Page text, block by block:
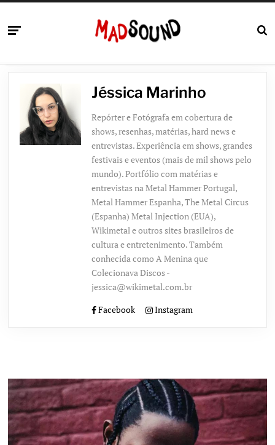
Jéssica Marinho
Repórter e Fotógrafa em cobertura de
shows, resenhas, matérias, hard news e
entrevistas. Experiência em shows, grandes
festivais e eventos (mais de mil shows pelo
mundo). Portfólio com matérias e
entrevistas na Metal Hammer Portugal,
Metal Hammer Espanha, The Metal Circus
(Espanha) Metal Injection (EUA),
Wikimetal e outros sites brasileiros de
cultura e entretenimento. Também
conhecida como A Menina que
Colecionava Discos -
jessica@wikimetal.com.br
Facebook
Instagram